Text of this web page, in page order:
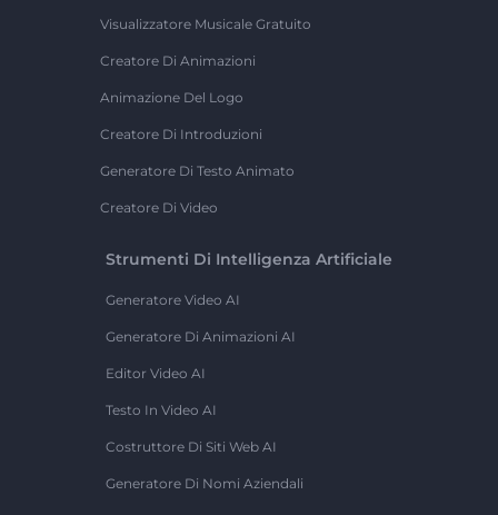
Visualizzatore Musicale Gratuito
Creatore Di Animazioni
Animazione Del Logo
Creatore Di Introduzioni
Generatore Di Testo Animato
Creatore Di Video
Strumenti Di Intelligenza Artificiale
Generatore Video AI
Generatore Di Animazioni AI
Editor Video AI
Testo In Video AI
Costruttore Di Siti Web AI
Generatore Di Nomi Aziendali